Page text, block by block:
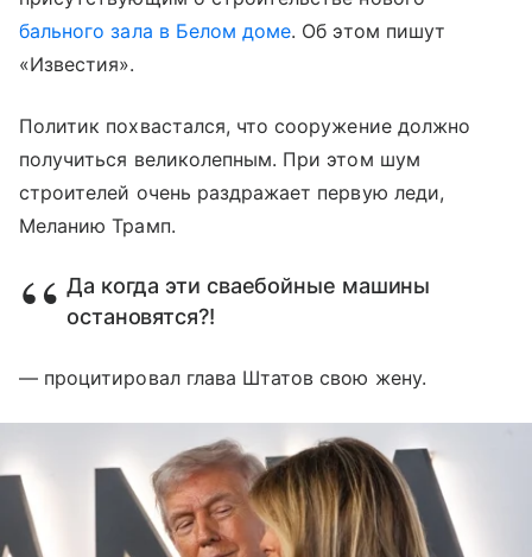
бального зала в Белом доме. Об этом пишут
«Известия».
Политик похвастался, что сооружение должно
получиться великолепным. При этом шум
строителей очень раздражает первую леди,
Меланию Трамп.
Да когда эти сваебойные машины
остановятся?!
— процитировал глава Штатов свою жену.